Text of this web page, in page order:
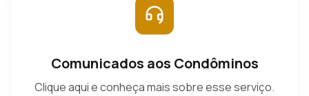
Comunicados aos Condôminos
Clique aqui e conheça mais sobre esse serviço.